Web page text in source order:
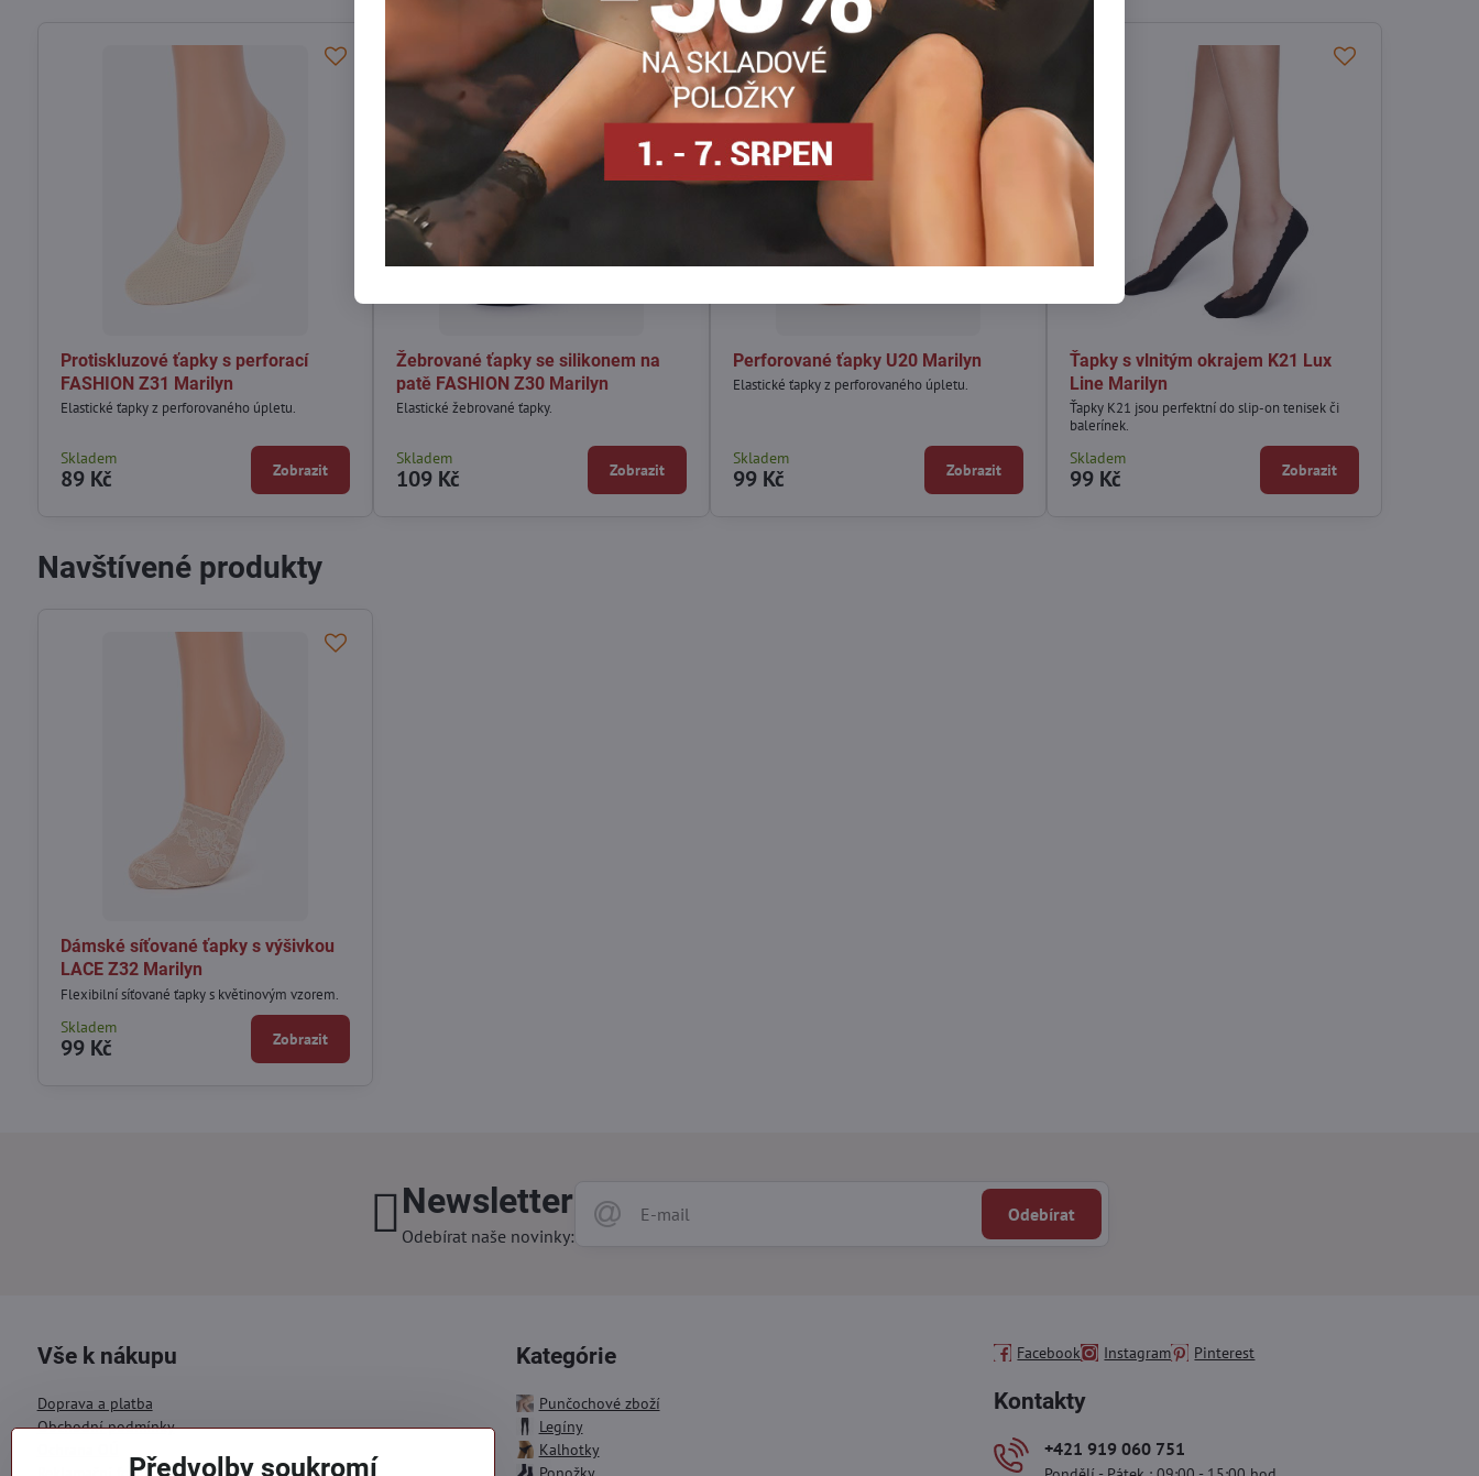
Protiskluzové ťapky s perforací
FASHION Z31 Marilyn
Elastické ťapky z perforovaného úpletu.
Skladem
89 Kč Zobrazit
Žebrované ťapky se silikonem na
patě FASHION Z30 Marilyn
Elastické žebrované ťapky.
Skladem
109 Kč Zobrazit
Perforované ťapky U20 Marilyn
Elastické ťapky z perforovaného úpletu.
Skladem
99 Kč Zobrazit
Ťapky s vlnitým okrajem K21 Lux
Line Marilyn
Ťapky K21 jsou perfektní do slip-on tenisek či
balerínek.
Skladem
99 Kč Zobrazit
Navštívené produkty
Dámské síťované ťapky s výšivkou
LACE Z32 Marilyn
Flexibilní síťované ťapky s květinovým vzorem.
Skladem
99 Kč Zobrazit
Newsletter
Odebírat naše novinky:
Odebírat
Vše k nákupu
Doprava a platba
Obchodní podmínky
Kategórie
Punčochové zboží
Legíny
Kalhotky
Facebook Instagram Pinterest
Kontakty
+421 919 060 751
Předvolby soukromí